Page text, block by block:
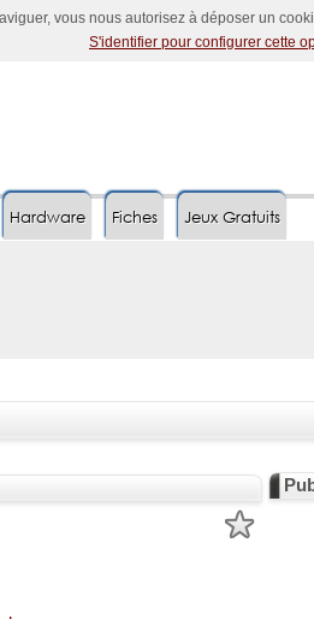
vous nous autorisez à déposer un
S'identifier pour configurer cette
Hardware Fiches Jeux Gratuits